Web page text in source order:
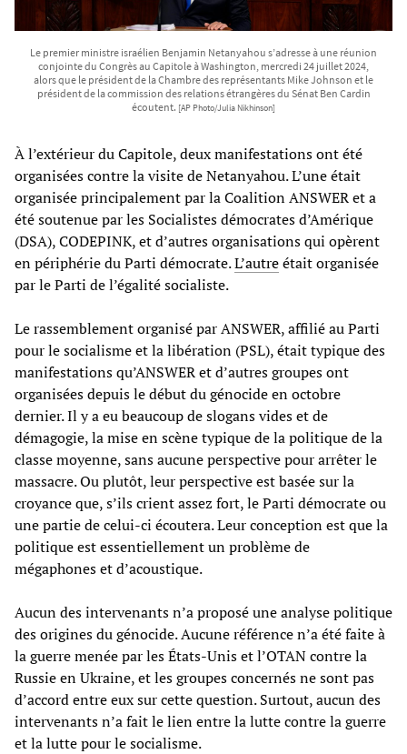
Le premier ministre israélien Benjamin Netanyahou s’adresse à une réunion
conjointe du Congrès au Capitole à Washington, mercredi 24 juillet 2024,
alors que le président de la Chambre des représentants Mike Johnson et le
président de la commission des relations étrangères du Sénat Ben Cardin
écoutent. [AP Photo/Julia Nikhinson]
À l’extérieur du Capitole, deux manifestations ont été
organisées contre la visite de Netanyahou. L’une était
organisée principalement par la Coalition ANSWER et a
été soutenue par les Socialistes démocrates d’Amérique
(DSA), CODEPINK, et d’autres organisations qui opèrent
en périphérie du Parti démocrate.L’autreétait organisée
par le Parti de l’égalité socialiste.
Le rassemblement organisé par ANSWER, affilié au Parti
pour le socialisme et la libération (PSL), était typique des
manifestations qu’ANSWER et d’autres groupes ont
organisées depuis le début du génocide en octobre
dernier. Il y a eu beaucoup de slogans vides et de
démagogie, la mise en scène typique de la politique de la
classe moyenne, sans aucune perspective pour arrêter le
massacre. Ou plutôt, leur perspective est basée sur la
croyance que, s’ils crient assez fort, le Parti démocrate ou
une partie de celui-ci écoutera. Leur conception est que la
politique est essentiellement un problème de
mégaphones et d’acoustique.
Aucun des intervenants n’a proposé une analyse politique
des origines du génocide. Aucune référence n’a été faite à
la guerre menée par les États-Unis et l’OTAN contre la
Russie en Ukraine, et les groupes concernés ne sont pas
d’accord entre eux sur cette question. Surtout, aucun des
intervenants n’a fait le lien entre la lutte contre la guerre
et la lutte pour le socialisme.